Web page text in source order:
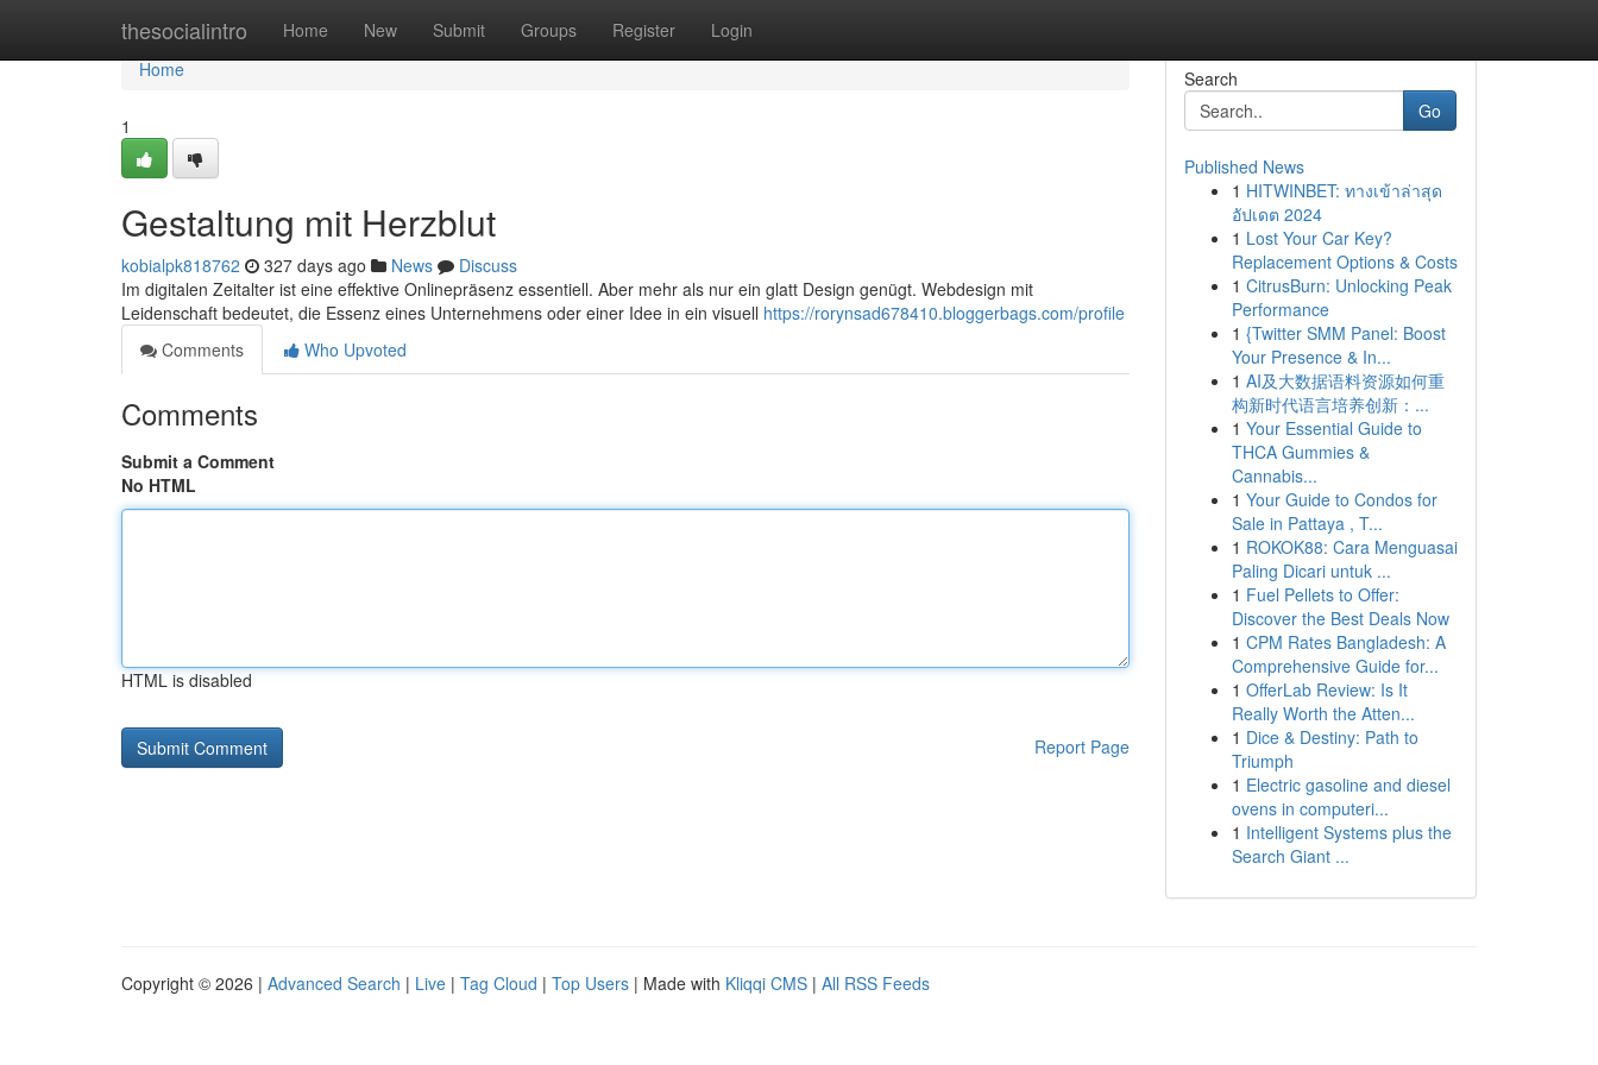
thesocialintro Home New Submit Groups Register Login
Home
Home
1
Gestaltung mit Herzblut
kobialpk818762 327 days ago News
Discuss
Im digitalen Zeitalter ist eine effektive Onlinepräsenz essentiell. Aber mehr als nur ein glatt Design genügt. Webdesign mit
Leidenschaft bedeutet, die Essenz eines Unternehmens oder einer Idee in ein visuell https://rorynsad678410.bloggerbags.com/profile
Comments
Who Upvoted
Comments
Submit a Comment
No HTML
HTML is disabled
Report Page
Search
Go
Published News
1 HITWINBET: ทางเข้าล่าสุด
อัปเดต 2024
1 Lost Your Car Key?
Replacement Options & Costs
1 CitrusBurn: Unlocking Peak
Performance
1 {Twitter SMM Panel: Boost
Your Presence & In...
1 AI及大数据语料资源如何重
构新时代语言培养创新：...
1 Your Essential Guide to
THCA Gummies &
Cannabis...
1 Your Guide to Condos for
Sale in Pattaya , T...
1 ROKOK88: Cara Menguasai
Paling Dicari untuk ...
1 Fuel Pellets to Offer:
Discover the Best Deals Now
1 CPM Rates Bangladesh: A
Comprehensive Guide for...
1 OfferLab Review: Is It
Really Worth the Atten...
1 Dice & Destiny: Path to
Triumph
1 Electric gasoline and diesel
ovens in computeri...
1 Intelligent Systems plus the
Search Giant ...
Copyright © 2026 | Advanced Search | Live | Tag Cloud | Top Users | Made with Kliqqi CMS | All RSS Feeds